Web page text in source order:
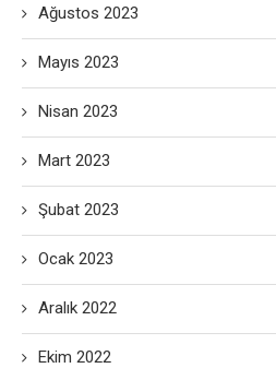
Ağustos 2023
Mayıs 2023
Nisan 2023
Mart 2023
Şubat 2023
Ocak 2023
Aralık 2022
Ekim 2022